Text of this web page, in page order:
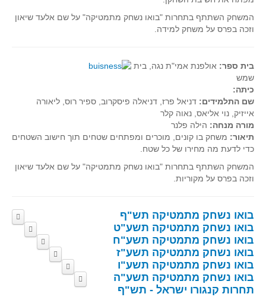
המשחק השתתף בתחרות "בואו נשחק מתמטיקה" על שם אלעד שיאון
וזכה בפרס על משחק למידה.
בית ספר: אולפנת אמי"ת נגה, בית
שמש
כיתה:
שם התלמידים: דניאל פרז, דניאלה פיסקרוב, ספיר רוס, ליאורה
אייזיק, נוי אליאס, נאוה קלר
מורה מנחה: הילה פלנר
תיאור: משחק בו קונים, מוכרים ומפתחים שטחים תוך חישוב השטחים
כדי לדעת מה מחירו של כל שטח.
המשחק השתתף בתחרות "בואו נשחק מתמטיקה" על שם אלעד שיאון
וזכה בפרס על מקוריות.
בואו נשחק מתמטיקה תש"ף
חדר בריחה תש"ף
משחקי אפליקציה תש"ף
משחקי קופסה תש"ף
בואו נשחק מתמטיקה תשע"ט
חדר בריחה תשע"ט
משחקי קופסה תשע"ט
משחקי מחשב תשע"ט
בואו נשחק מתמטיקה תשע"ח
חדר בריחה תשע"ח
משחקי מחשב תשע"ח
משחקי קופסה תשע"ח
בואו נשחק מתמטיקה תשע"ז
כיתה משחקת תשע"ז
משחקי מחשב תשע"ז
משחקי קופסה תשע"ז
בואו נשחק מתמטיקה תשע"ו
כיתה משחקת
משחקי מחשב
בואו נשחק מתמטיקה תשע"ה
משחקים שעלו לגמר התחרות וזכו
תחרות קנגורו ישראל - תש"ף